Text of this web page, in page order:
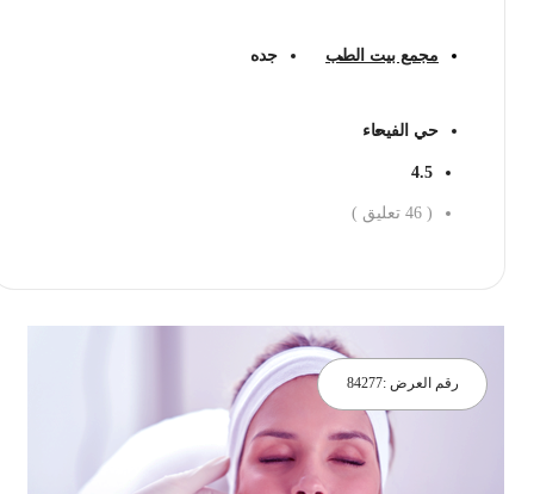
مجمع بيت الطب جده
حي الفيحاء
4.5
46 تعليق )
رقم العرض :84277